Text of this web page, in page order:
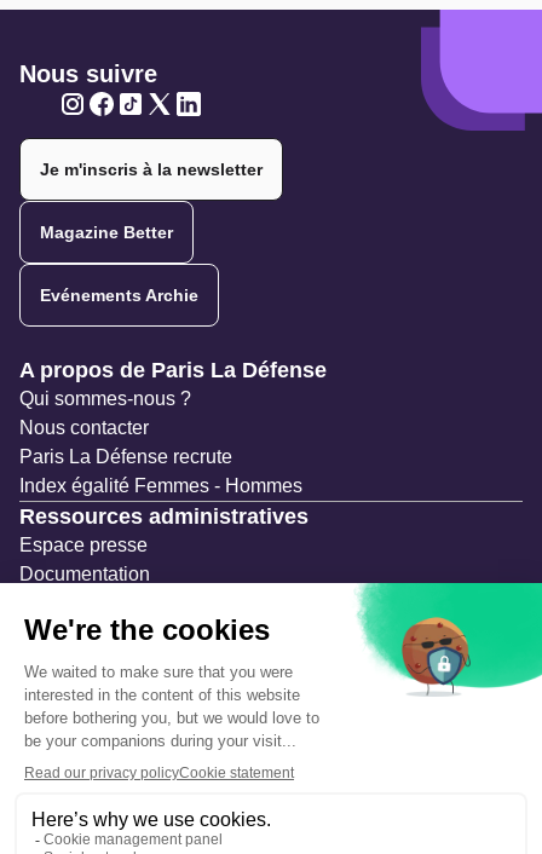
Nous suivre
Je m'inscris à la newsletter
Magazine Better
Evénements Archie
Navigation secondaire
A propos de Paris La Défense
Qui sommes-nous ?
Nous contacter
Paris La Défense recrute
Index égalité Femmes - Hommes
Ressources administratives
Espace presse
Documentation
Appels à projets & avis d'attribution
Mesures de publicité
Concertations et enquêtes publiques
Précautions et sécurité
Plan de gestion des risques
Que faire en cas d’alerte ?
Mentions légales
Données personnelles